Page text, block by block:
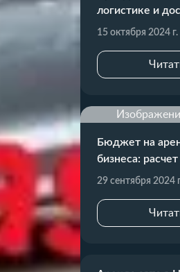
логистике и
15 октября 2024 г.
Бюджет на
бизнеса: расчет
29 сентября 2024